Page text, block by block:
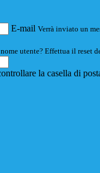
E-mail Verrà inviato un
utente? Effettua il reset
la casella di